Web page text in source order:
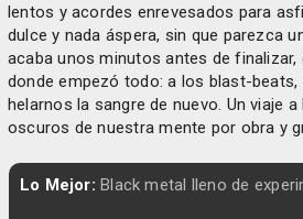
lentos y acordes enrevesados para
dulce y nada áspera, sin que parezca
acaba unos minutos antes de finalizar,
donde empezó todo: a los blast-
helarnos la sangre de nuevo. Un viaje
oscuros de nuestra mente por obra y
Lo Mejor: Black metal lleno de